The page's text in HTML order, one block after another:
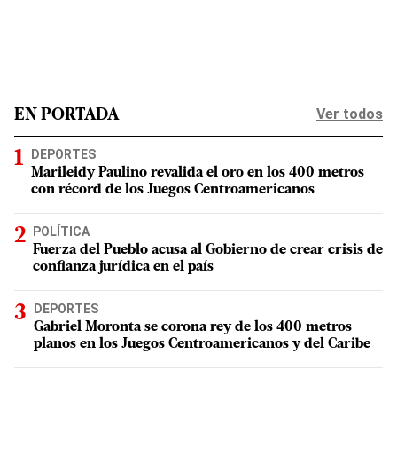
EN PORTADA Ver todos
DEPORTES
Marileidy Paulino revalida el oro en los 400 metros
con récord de los Juegos Centroamericanos
POLÍTICA
Fuerza del Pueblo acusa al Gobierno de crear crisis de
confianza jurídica en el país
DEPORTES
Gabriel Moronta se corona rey de los 400 metros
planos en los Juegos Centroamericanos y del Caribe